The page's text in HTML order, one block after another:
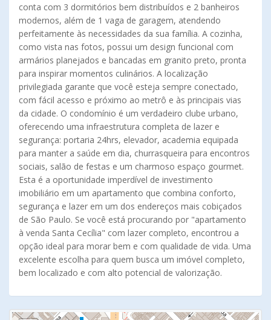
conta com 3 dormitórios bem distribuídos e 2 banheiros
modernos, além de 1 vaga de garagem, atendendo
perfeitamente às necessidades da sua família. A cozinha,
como vista nas fotos, possui um design funcional com
armários planejados e bancadas em granito preto, pronta
para inspirar momentos culinários. A localização
privilegiada garante que você esteja sempre conectado,
com fácil acesso e próximo ao metrô e às principais vias
da cidade. O condomínio é um verdadeiro clube urbano,
oferecendo uma infraestrutura completa de lazer e
segurança: portaria 24hrs, elevador, academia equipada
para manter a saúde em dia, churrasqueira para encontros
sociais, salão de festas e um charmoso espaço gourmet.
Esta é a oportunidade imperdível de investimento
imobiliário em um apartamento que combina conforto,
segurança e lazer em um dos endereços mais cobiçados
de São Paulo. Se você está procurando por "apartamento
à venda Santa Cecília" com lazer completo, encontrou a
opção ideal para morar bem e com qualidade de vida. Uma
excelente escolha para quem busca um imóvel completo,
bem localizado e com alto potencial de valorização.